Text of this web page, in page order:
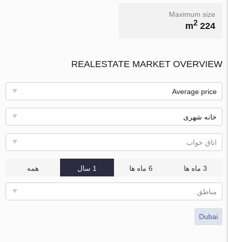
Maximum size
224 m
2
REALESTATE MARKET OVERVIEW
Average price
خانه شهری
اتاق خواب
3 ماه ها 6 ماه ها 1 سال همه
مناطق
Dubai